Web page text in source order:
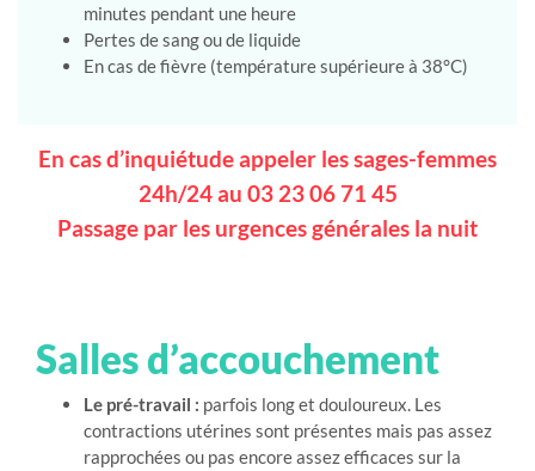
minutes pendant une heure
Pertes de sang ou de liquide
En cas de fièvre (température supérieure à 38°C)
En cas d’inquiétude appeler les sages-femmes
24h/24 au 03 23 06 71 45
Passage par les urgences générales la nuit
Salles d’accouchement
Le pré-travail : parfois long et douloureux. Les
contractions utérines sont présentes mais pas assez
rapprochées ou pas encore assez efficaces sur la